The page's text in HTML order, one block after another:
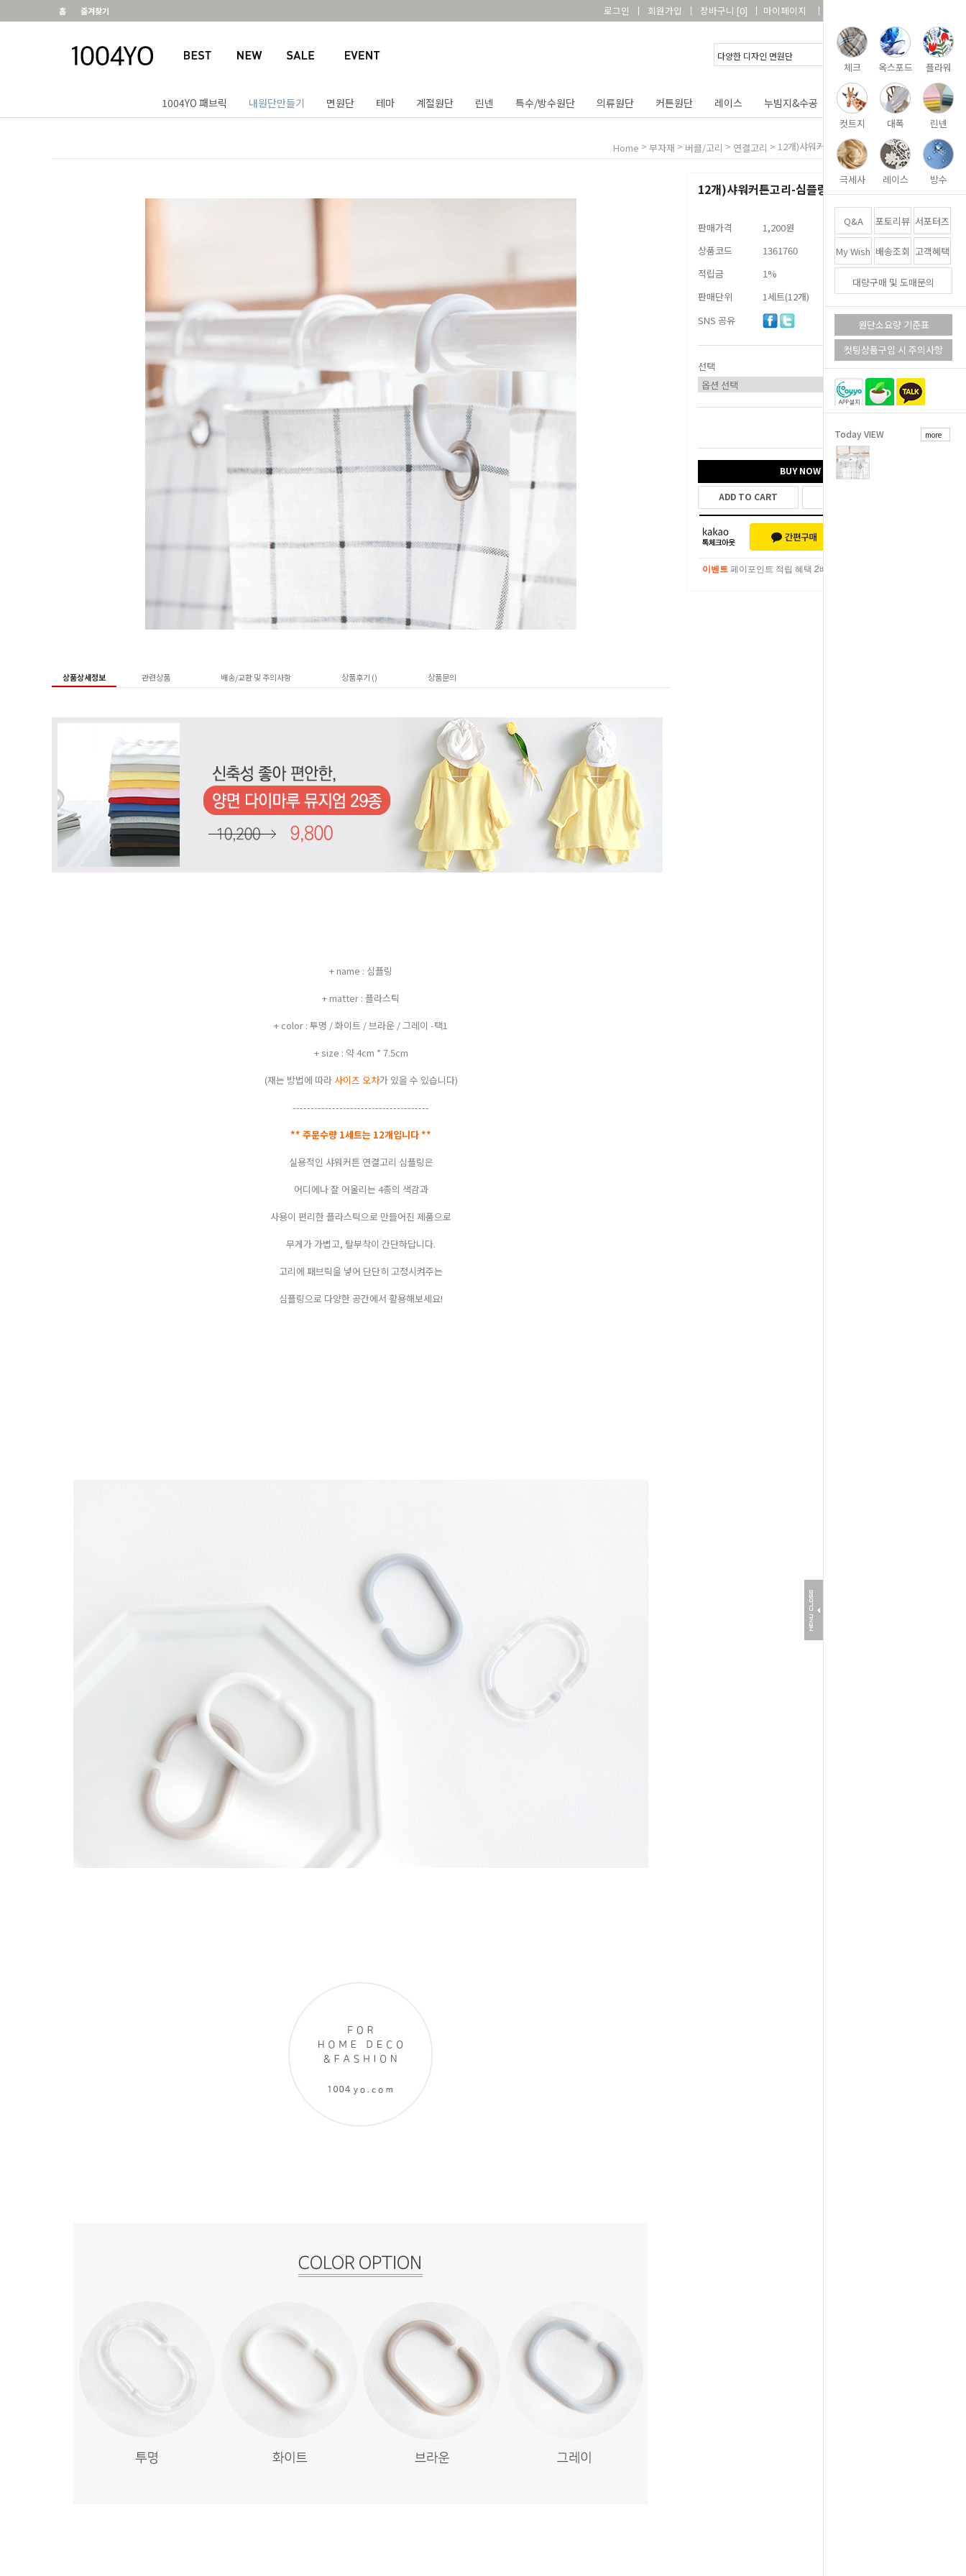
체크 옥스포드 플라워
컷트지 대폭 린넨
극세사 레이스 방수
Q&A 포토리뷰 서포터즈
My Wish 배송조회 고객혜택
대량구매 및 도매문의
원단소요량 기준표
컷팅상품구입 시 주의사항
Today VIEW more
홈 즐겨찾기 로그인 회원가입 장바구니 [0] 마이페이지
1004YO 패브릭 내원단만들기 면원단 테마 계절원단 린넨 특수/방수원단 의류원단 커튼원단 레이스 누빔지&수공 DIY&패키지 부자재
Home > 부자재 > 버클/고리 > 연결고리 > 12개)샤워커튼고리-심플링4종[택1]
12개)샤워커튼고리-심플링4종[택1]
판매가격
1,200원
상품코드
1361760
적립금
1%
판매단위
1세트(12개)
SNS 공유
선택
총 상품 금액
BUY NOW
ADD TO CART
이벤트 페이포인트 적립 혜택 2배 UP!
상품상세정보 관련상품 배송/교환 및 주의사항 상품후기 () 상품문의
+ name : 심플링
+ matter : 플라스틱
+ color : 투명 / 화이트 / 브라운 / 그레이 -택1
+ size : 약 4cm * 7.5cm
(재는 방법에 따라 사이즈 오차가 있을 수 있습니다)
--------------------------------------
** 주문수량 1세트는 12개입니다 **
실용적인 샤워커튼 연결고리 심플링은
어디에나 잘 어울리는 4종의 색감과
사용이 편리한 플라스틱으로 만들어진 제품으로
무게가 가볍고, 탈부착이 간단하답니다.
고리에 패브릭을 넣어 단단히 고정시켜주는
심플링으로 다양한 공간에서 활용해보세요!